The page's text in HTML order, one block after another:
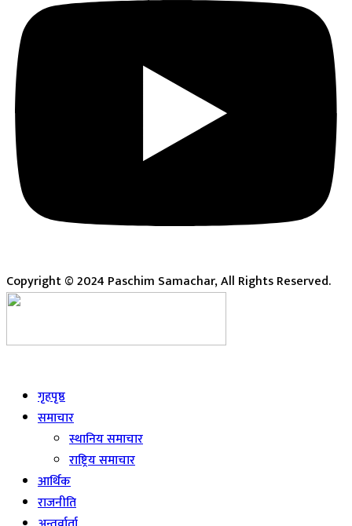
Copyright © 2024 Paschim Samachar, All Rights Reserved.
गृहपृष्ठ
समाचार
स्थानिय समाचार
राष्ट्रिय समाचार
आर्थिक
राजनीति